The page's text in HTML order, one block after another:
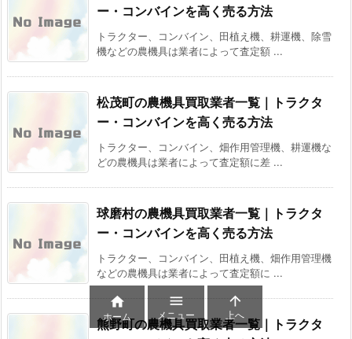
ー・コンバインを高く売る方法
トラクター、コンバイン、田植え機、耕運機、除雪
機などの農機具は業者によって査定額 ...
松茂町の農機具買取業者一覧｜トラクタ
ー・コンバインを高く売る方法
トラクター、コンバイン、畑作用管理機、耕運機な
どの農機具は業者によって査定額に差 ...
球磨村の農機具買取業者一覧｜トラクタ
ー・コンバインを高く売る方法
トラクター、コンバイン、田植え機、畑作用管理機
などの農機具は業者によって査定額に ...
熊野町の農機具買取業者一覧｜トラクタ

ホーム

メニュー

上へ